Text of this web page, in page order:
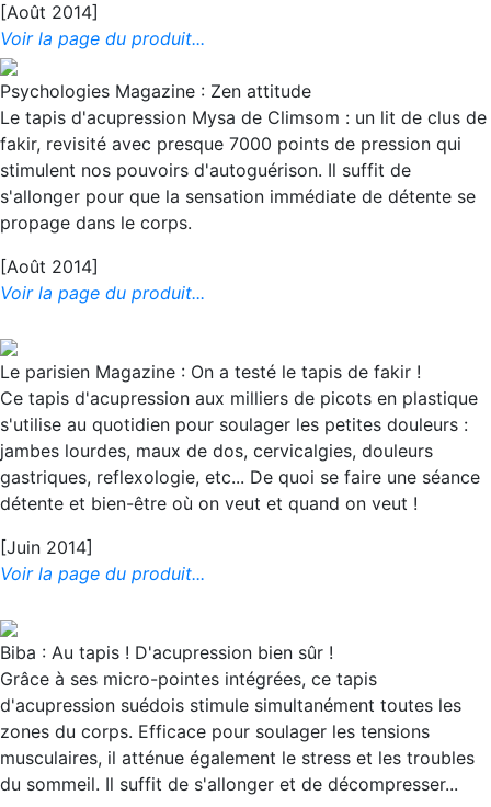
[Août 2014]
Voir la page du produit...
Psychologies Magazine : Zen attitude
Le tapis d'acupression Mysa de Climsom : un lit de clus de
fakir, revisité avec presque 7000 points de pression qui
stimulent nos pouvoirs d'autoguérison. Il suffit de
s'allonger pour que la sensation immédiate de détente se
propage dans le corps.
[Août 2014]
Voir la page du produit...
Le parisien Magazine : On a testé le tapis de fakir !
Ce tapis d'acupression aux milliers de picots en plastique
s'utilise au quotidien pour soulager les petites douleurs :
jambes lourdes, maux de dos, cervicalgies, douleurs
gastriques, reflexologie, etc... De quoi se faire une séance
détente et bien-être où on veut et quand on veut !
[Juin 2014]
Voir la page du produit...
Biba : Au tapis ! D'acupression bien sûr !
Grâce à ses micro-pointes intégrées, ce tapis
d'acupression suédois stimule simultanément toutes les
zones du corps. Efficace pour soulager les tensions
musculaires, il atténue également le stress et les troubles
du sommeil. Il suffit de s'allonger et de décompresser...